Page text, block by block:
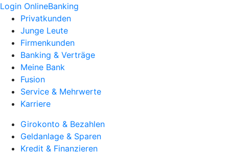
Login OnlineBanking
Privatkunden
Junge Leute
Firmenkunden
Banking & Verträge
Meine Bank
Fusion
Service & Mehrwerte
Karriere
Girokonto & Bezahlen
Geldanlage & Sparen
Kredit & Finanzieren